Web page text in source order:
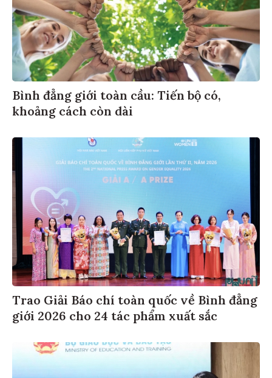
Bình đẳng giới toàn cầu: Tiến bộ có,
khoảng cách còn dài
Trao Giải Báo chí toàn quốc về Bình đẳng
giới 2026 cho 24 tác phẩm xuất sắc